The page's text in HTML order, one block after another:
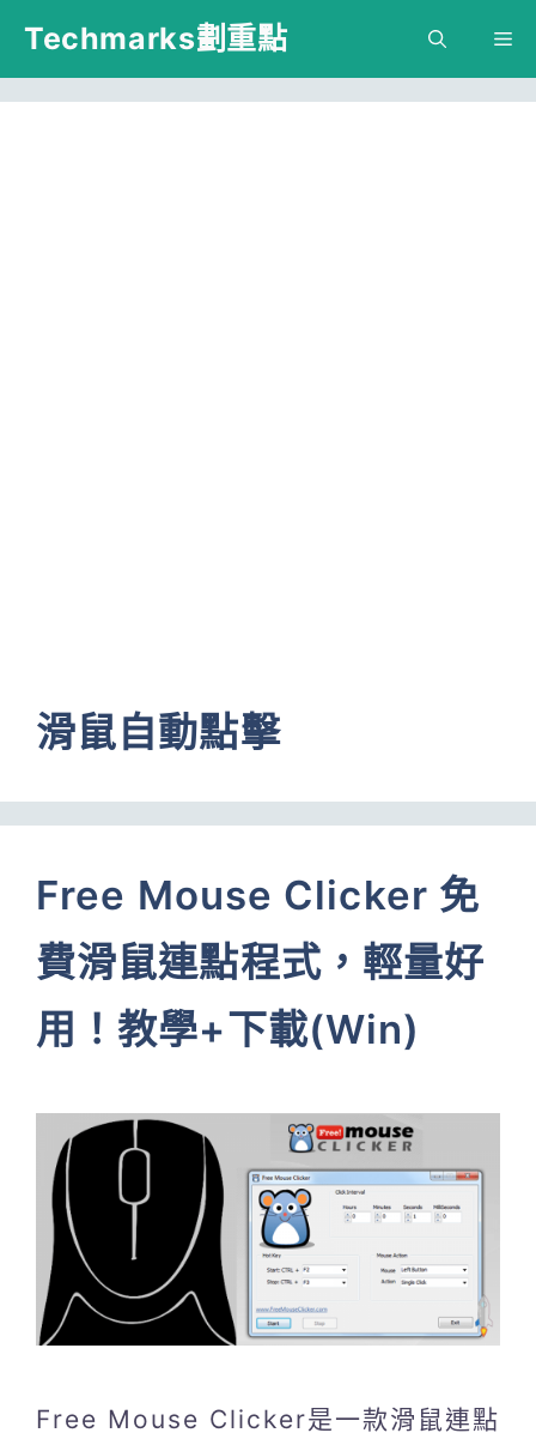
跳
主
Techmarks劃重點
滑鼠自動點擊
Free Mouse Clicker 免
費滑鼠連點程式，輕量好
用！教學+下載(Win)
Free Mouse Clicker是一款滑鼠連點